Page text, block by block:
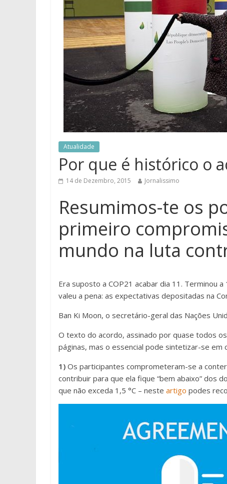
Atualidade
Por que é histórico o
14 de Dezembro, 2015 Jornalissimo
Resumimos-te os
primeiro
mundo na luta
Era suposto a COP21 acabar dia 11. Terminou
valeu a pena: as expectativas depositadas na
Ban Ki Moon, o secretário-geral das Nações
O texto do acordo, assinado por quase todos
páginas, mas o essencial pode sintetizar-se em
1) Os participantes comprometeram-se a
contribuir para que ela fique “bem abaixo” dos
que não exceda 1,5 °C – neste artigo podes